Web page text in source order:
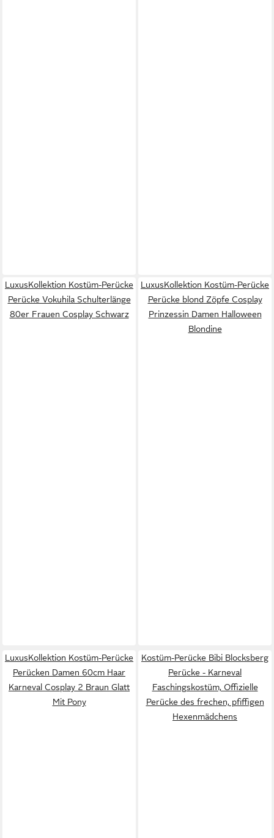
LuxusKollektion Kostüm-Perücke
Perücke Vokuhila Schulterlänge
80er Frauen Cosplay Schwarz
LuxusKollektion Kostüm-Perücke
Perücke blond Zöpfe Cosplay
Prinzessin Damen Halloween
Blondine
LuxusKollektion Kostüm-Perücke
Perücken Damen 60cm Haar
Karneval Cosplay 2 Braun Glatt
Mit Pony
Kostüm-Perücke Bibi Blocksberg
Perücke - Karneval
Faschingskostüm, Offizielle
Perücke des frechen, pfiffigen
Hexenmädchens